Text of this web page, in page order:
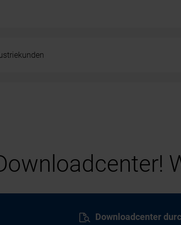
Downloadcenter